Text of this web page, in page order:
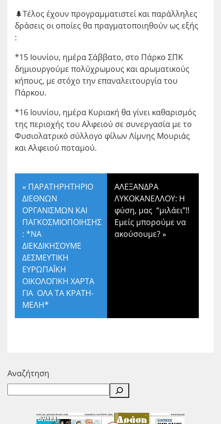
🌲Τέλος έχουν προγραμματιστεί και παράλληλες
δράσεις οι οποίες θα πραγματοποιηθούν ως εξής
:
*15 Ιουνίου, ημέρα Σάββατο, στο Πάρκο ΣΠΚ
δημιουργούμε πολύχρωμους και αρωματικούς
κήπους, με στόχο την επαναλειτουργία του
Πάρκου.
*16 Ιουνίου, ημέρα Κυριακή θα γίνει καθαρισμός
της περιοχής του Αλφειού σε συνεργασία με το
Φυσιολατρικό σύλλογο φίλων Λίμνης Μουριάς
και Αλφειού ποταμού.
« ΠΑΡΑΤΗΡΗΤΗΡΙΟ
ΔΙΕΘΝΩΝ
ΟΡΓΑΝΙΣΜΩΝ ΚΑΙ
ΠΑΓΚΟΣΜΙΟΠΟΙΗΣΗΣ
: *ΝΑ
ΔΙΕΚΔΙΚΗΣΟΥΜΕ
ΔΕΣΜΕΥΤΙΚΗ
ΕΥΡΩΠΑΪΚΗ
ΟΙΚΟΛΟΓΙΚΗ ΧΑΡΤΑ
ΓΙΑ ΟΛΑ ΤΑ ΚΡΑΤΗ-
ΜΕΛΗ*
ΑΛΕΞΑΝΔΡΑ
ΛΥΚΟΚΑΝΕΛΛΟΥ: Η
φύση, μας “μιλάει”!!
Εμείς μπορούμε να
ακούσουμε?»
Αναζήτηση